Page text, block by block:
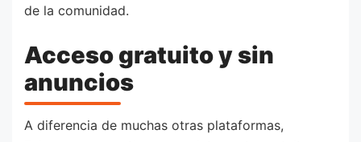
de la comunidad.
Acceso gratuito y sin
anuncios
A diferencia de muchas otras plataformas,